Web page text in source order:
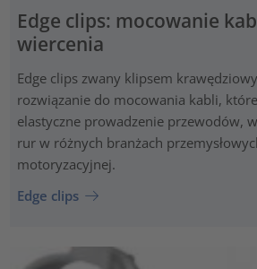
Edge clips: mocowanie
wiercenia
Edge clips zwany klipsem
rozwiązanie do mocowania kabli,
elastyczne prowadzenie przewodów,
rur w różnych branżach
motoryzacyjnej.
Edge clips